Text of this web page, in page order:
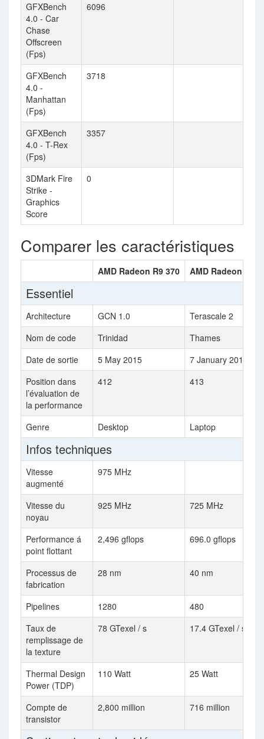
GFXBench
4.0 - Car
Chase
Offscreen
(Fps)
6096
GFXBench
4.0 -
Manhattan
(Fps)
3718
GFXBench
4.0 - T-Rex
(Fps)
3357
3DMark Fire
Strike -
Graphics
Score
0
Comparer les caractéristiques
AMD Radeon R9 370 AMD Radeon HD
Essentiel
Architecture GCN 1.0
Terascale 2
Nom de code
Trinidad
Thames
Date de sortie
5 May 2015
7 January 2013
Position dans
l’évaluation de
la performance
412 413
Genre Desktop Laptop
Infos techniques
Vitesse
augmenté
975 MHz
Vitesse du
noyau
925 MHz 725 MHz
Performance á
point flottant
2,496 gflops 696.0 gflops
Processus de
fabrication
28 nm 40 nm
Pipelines 1280
480
Taux de
remplissage de
la texture
78 GTexel / s 17.4 GTexel / s
Thermal Design
Power (TDP)
110 Watt 25 Watt
Compte de
transistor
2,800 million 716 million